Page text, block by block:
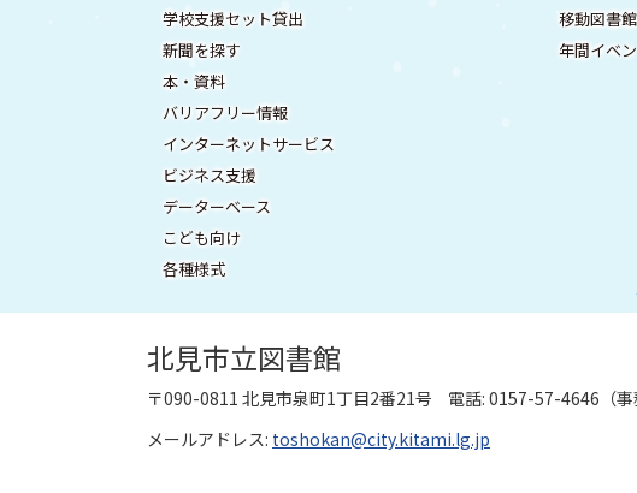
学校支援セット貸出
新聞を探す
本・資料
バリアフリー情報
インターネットサービス
ビジネス支援
データーベース
こども向け
各種様式
移動図書
年間イベ
北見市立図書館
〒090-0811 北見市泉町1丁目2番21号 電話: 0157-57-4646（
メールアドレス: toshokan@city.kitami.lg.jp